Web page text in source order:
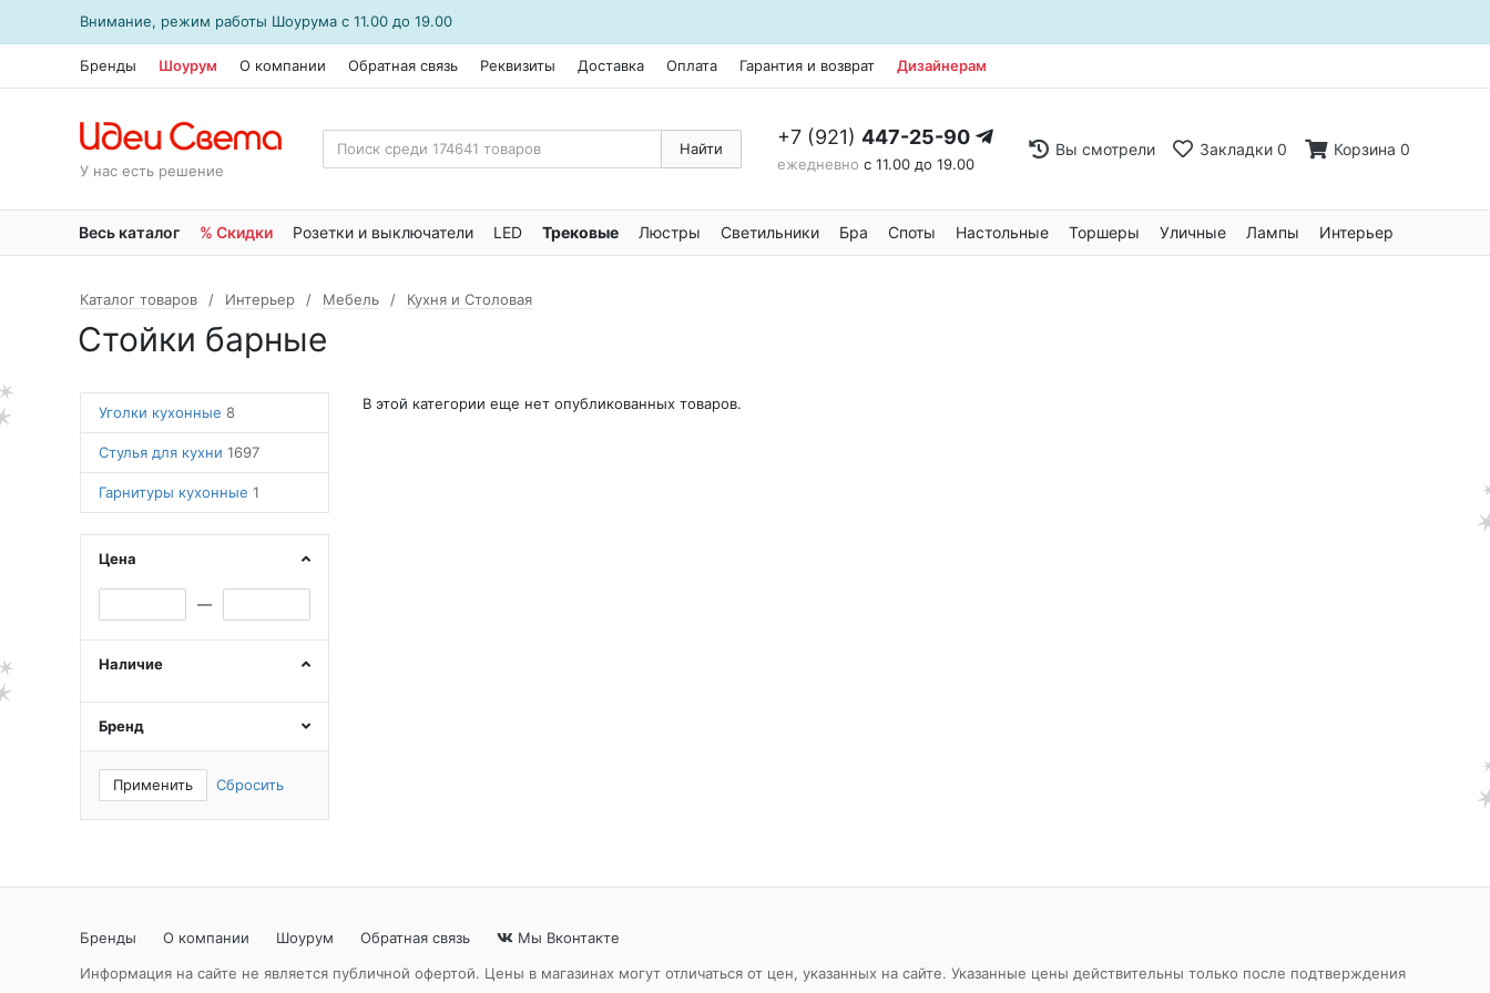
Внимание, режим работы Шоурума с 11.00 до 19.00
Бренды Шоурум О компании Обратная связь Реквизиты Доставка Оплата Гарантия и возврат Дизайнерам
У нас есть решение
Найти +7 (921) 447-25-90
ежедневно с 11.00 до 19.00
Вы смотрели Закладки 0 Корзина 0
Весь каталог % Скидки Розетки и выключатели LED Трековые Люстры Светильники Бра Споты Настольные Торшеры Уличные Лампы Интерьер
Каталог товаров Интерьер Мебель Кухня и Столовая
Стойки барные
Уголки кухонные 8
Стулья для кухни 1697
Гарнитуры кухонные 1
Цена
—
Наличие
Бренд
Применить Сбросить
В этой категории еще нет опубликованных товаров.
Бренды О компании Шоурум Обратная связь
Мы Вконтакте
Информация на сайте не является публичной офертой. Цены в магазинах могут отличаться от цен, указанных на сайте. Указанные цены действительны только после подтверждения